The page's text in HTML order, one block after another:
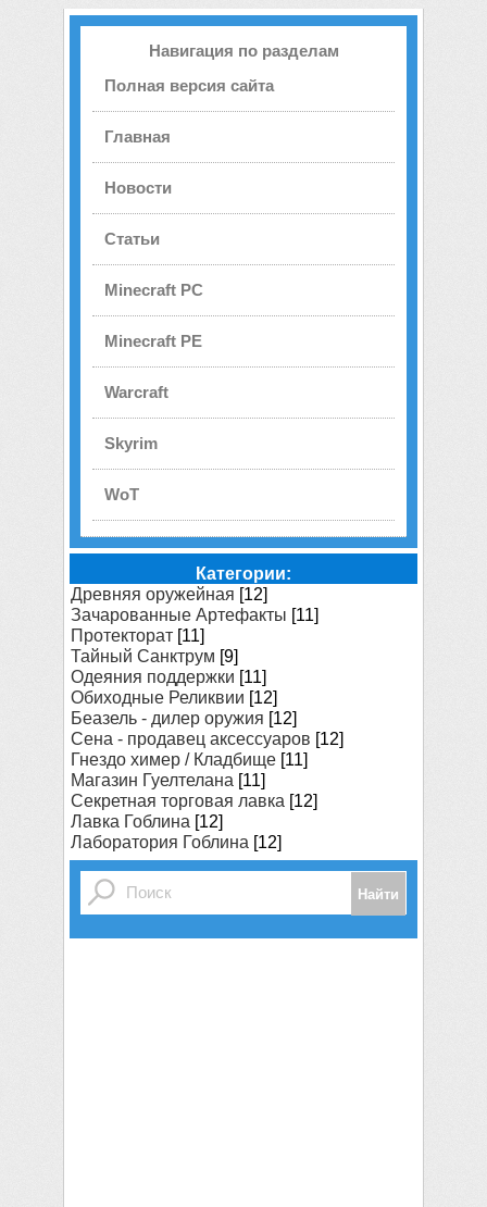
Навигация по разделам
Полная версия сайта
Главная
Новости
Статьи
Minecraft PC
Minecraft PE
Warcraft
Skyrim
WoT
Категории:
Древняя оружейная [12]
Зачарованные Артефакты [11]
Протекторат [11]
Тайный Санктрум [9]
Одеяния поддержки [11]
Обиходные Реликвии [12]
Беазель - дилер оружия [12]
Сена - продавец аксессуаров [12]
Гнездо химер / Кладбище [11]
Магазин Гуелтелана [11]
Секретная торговая лавка [12]
Лавка Гоблина [12]
Лаборатория Гоблина [12]